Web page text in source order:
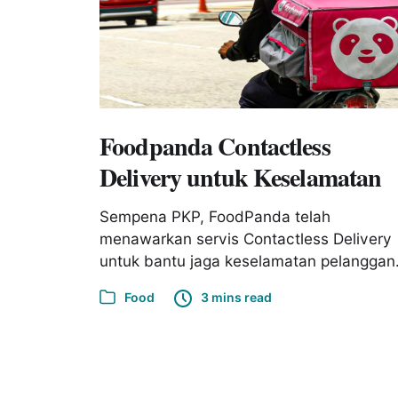
Foodpanda Contactless
Delivery untuk Keselamatan
Sempena PKP, FoodPanda telah
menawarkan servis Contactless Delivery
untuk bantu jaga keselamatan
Food 3 mins read